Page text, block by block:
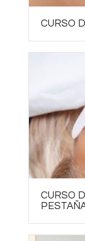
CURSO
CURSO